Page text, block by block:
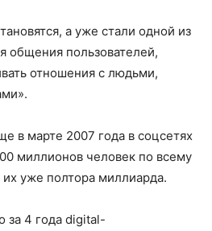
а уже стали одной из
общения пользователей,
отношения с людьми,
в марте 2007 года в соцсетях
миллионов человек по всему
их уже полтора миллиарда.
за 4 года digital-